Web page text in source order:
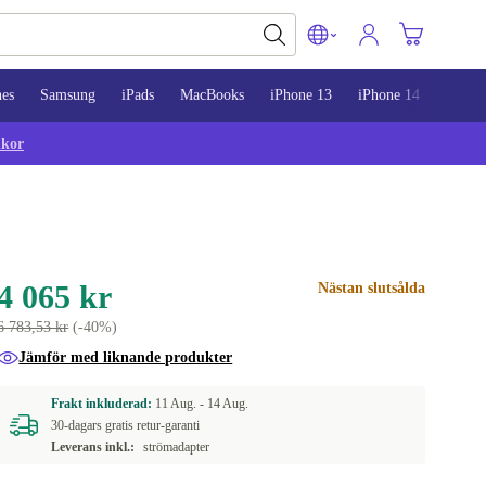
Samsung iPads MacBooks iPhone 13 iPhone 14
065 kr
783,53 kr(-40%)
Nästan slutsålda
Jämför med liknande produkter
Frakt inkluderad: 11 Aug. - 14 Aug.
30-dagars gratis retur-garanti
Leverans inkl.:
strömadapter